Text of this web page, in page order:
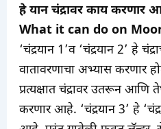
हे यान चंद्रावर काय
What it can do on
‘चंद्रयान 1’व ‘चंद्रयान 2’ हे
वातावरणाचा अभ्यास करणार
प्रत्यक्षात चंद्रावर उतरून आणि
करणार आहे. ‘चंद्रयान 3’ हे